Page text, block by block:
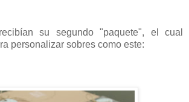
su segundo "paquete", el cual
personalizar sobres como este: